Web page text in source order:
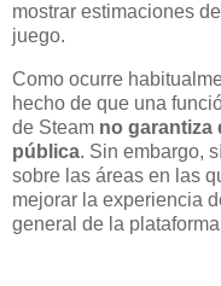
mostrar estimaciones
juego.
Como ocurre
hecho de que una
de Steam no garantiza
pública. Sin embargo,
sobre las áreas en las
mejorar la experiencia
general de la